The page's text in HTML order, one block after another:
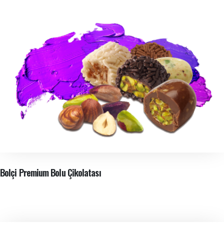
Bolçi Premium Bolu Çikolatası